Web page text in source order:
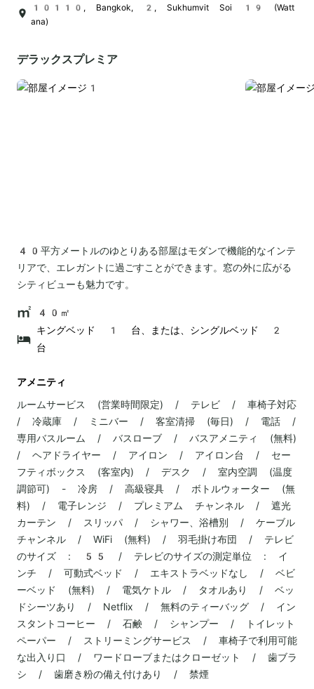
10110, Bangkok, 2, Sukhumvit Soi 19 (Watt
ana)
デラックスプレミア
40平方メートルのゆとりある部屋はモダンで機能的なインテ
リアで、エレガントに過ごすことができます。窓の外に広がる
シティビューも魅力です。
40㎡
キングベッド 1 台、または、シングルベッド 2
台
アメニティ
ルームサービス (営業時間限定) / テレビ / 車椅子対応
/ 冷蔵庫 / ミニバー / 客室清掃 (毎日) / 電話 /
専用バスルーム / バスローブ / バスアメニティ (無料)
/ ヘアドライヤー / アイロン / アイロン台 / セー
フティボックス (客室内) / デスク / 室内空調 (温度
調節可) - 冷房 / 高級寝具 / ボトルウォーター (無
料) / 電子レンジ / プレミアム チャンネル / 遮光
カーテン / スリッパ / シャワー、浴槽別 / ケーブル
チャンネル / WiFi (無料) / 羽毛掛け布団 / テレビ
のサイズ : 55 / テレビのサイズの測定単位 : イ
ンチ / 可動式ベッド / エキストラベッドなし / ベビ
ーベッド (無料) / 電気ケトル / タオルあり / ベッ
ドシーツあり / Netflix / 無料のティーバッグ / イン
スタントコーヒー / 石鹸 / シャンプー / トイレット
ペーパー / ストリーミングサービス / 車椅子で利用可能
な出入り口 / ワードローブまたはクローゼット / 歯ブラ
シ / 歯磨き粉の備え付けあり / 禁煙